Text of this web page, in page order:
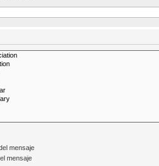
mensaje
mensaje